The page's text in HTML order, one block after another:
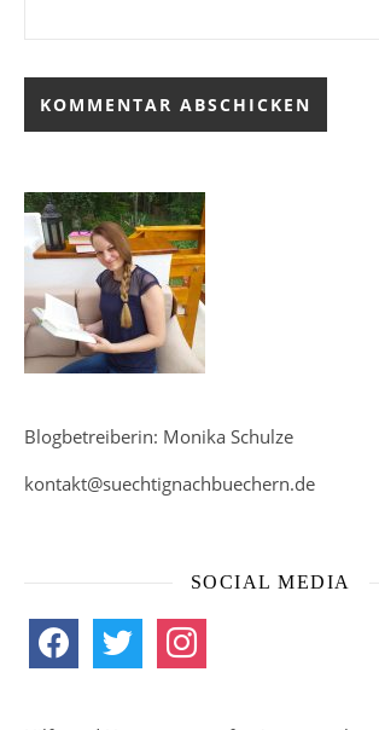
Blogbetreiberin: Monika Schulze
kontakt@suechtignachbuechern.de
SOCIAL MEDIA
facebook twitter instagram